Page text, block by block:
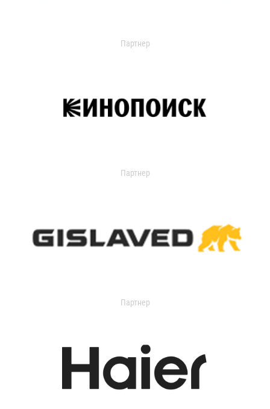
Партнер
Партнер
Партнер